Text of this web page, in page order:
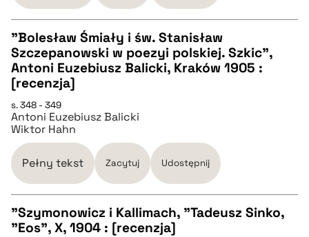
CZYSTY TEKST
pobierz cytat
BIBTEX
pobierz cytat
"Bolesław Śmiały i św. Stanisław
Szczepanowski w poezyi polskiej. Szkic",
Antoni Euzebiusz Balicki, Kraków 1905 :
[recenzja]
s. 348 - 349
Antoni Euzebiusz Balicki
Wiktor Hahn
Pełny tekst Zacytuj Udostępnij
"Szymonowicz i Kallimach, "Tadeusz Sinko,
"Eos", X, 1904 : [recenzja]